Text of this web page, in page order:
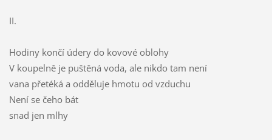
II.
Hodiny končí údery do kovové oblohy
V koupelně je puštěná voda, ale nikdo tam není
vana přetéká a odděluje hmotu od vzduchu
Není se čeho bát
snad jen mlhy